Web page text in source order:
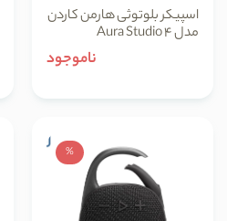
اسپیکر بلوتوثی هارمن کاردن
مدل Aura Studio 4
ناموجود
%